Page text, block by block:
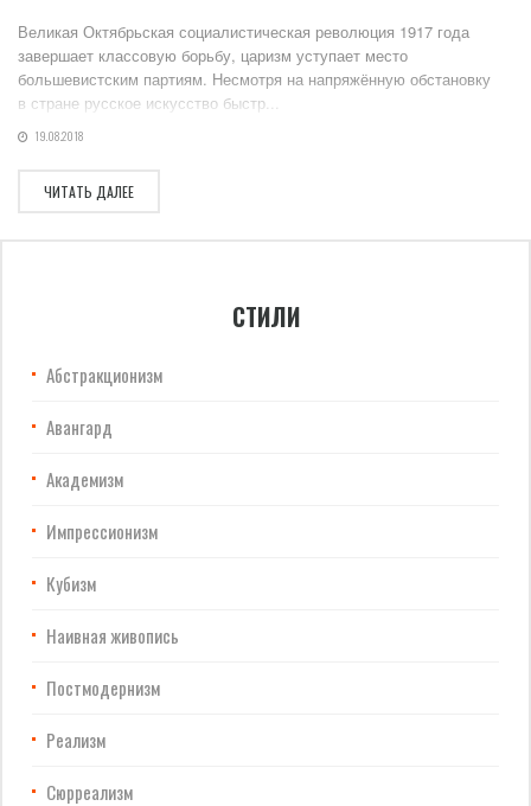
Великая Октябрьская социалистическая революция 1917 года
завершает классовую борьбу, царизм уступает место
большевистским партиям. Несмотря на напряжённую обстановку
в стране русское искусство быстр...
19.08.2018
ЧИТАТЬ ДАЛЕЕ
СТИЛИ
Абстракционизм
Авангард
Академизм
Импрессионизм
Кубизм
Наивная живопись
Постмодернизм
Реализм
Сюрреализм